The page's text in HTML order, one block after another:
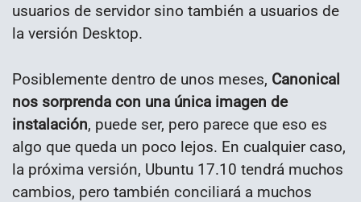
usuarios de servidor sino también a usuarios de
la versión Desktop.
Posiblemente dentro de unos meses, Canonical
nos sorprenda con una única imagen de
instalación, puede ser, pero parece que eso es
algo que queda un poco lejos. En cualquier caso,
la próxima versión, Ubuntu 17.10 tendrá muchos
cambios, pero también conciliará a muchos